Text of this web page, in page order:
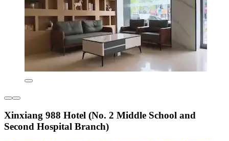
Xinxiang 988 Hotel (No. 2 Middle School and
Second Hospital Branch)